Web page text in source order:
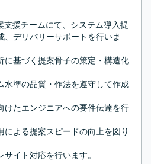
援チームにて、システム導入提
デリバリーサポートを行いま
に基づく提案骨子の策定・構造化
水準の品質・作法を遵守して作成
けたエンジニアへの要件伝達を行
よる提案スピードの向上を図り
イト対応を行います。